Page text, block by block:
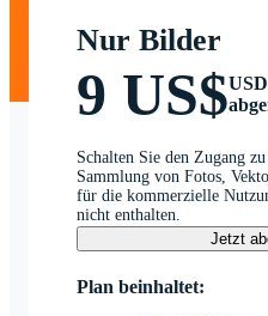
Nur Bilder
9 US$
Schalten Sie den Zugang
Sammlung von Fotos,
für die kommerzielle
nicht enthalten.
Jetzt
Plan beinhaltet: